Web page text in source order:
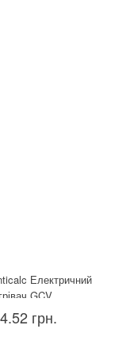
Електричний
GCV
B14 TBR, 100л
грн.